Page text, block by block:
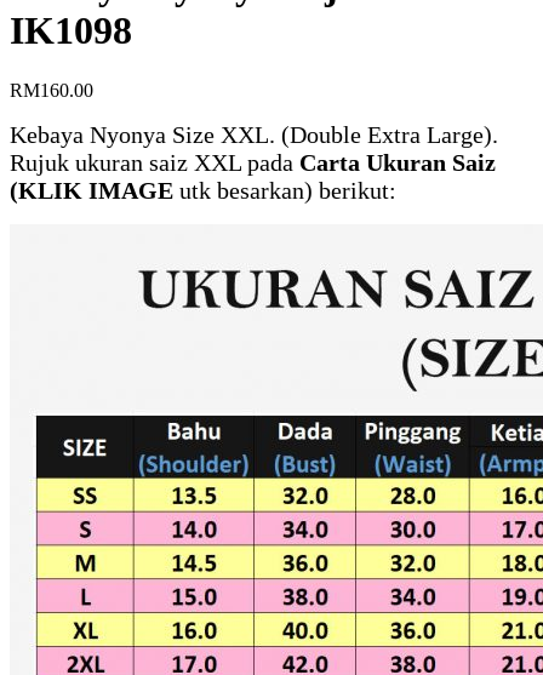
IK1098
RM160.00
Kebaya Nyonya Size XXL. (Double Extra Large).
Rujuk ukuran saiz XXL pada Carta Ukuran Saiz
(KLIK IMAGE utk besarkan) berikut: